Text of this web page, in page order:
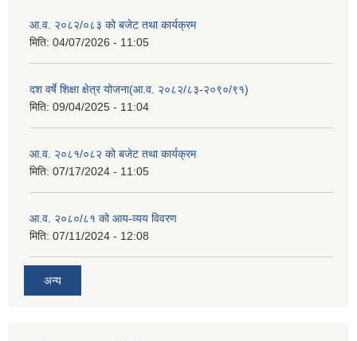
आ.व. २०८२/०८३ को बजेट तथा कार्यक्रम
मिति: 04/07/2026 - 11:05
दश वर्षे शिक्षा क्षेत्र योजना(आ.व. २०८२/८३-२०९०/९१)
मिति: 09/04/2025 - 11:04
आ.व. २०८१/०८२ को बजेट तथा कार्यक्रम
मिति: 07/17/2024 - 11:05
आ.व. २०८०/८१ को आय-व्यय विवरण
मिति: 07/11/2024 - 12:08
अन्य